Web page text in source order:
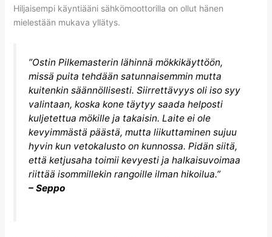
Hiljaisempi käyntiääni sähkömoottorilla on ollut hänen
mielestään mukava yllätys.
”Ostin Pilkemasterin lähinnä mökkikäyttöön,
missä puita tehdään satunnaisemmin mutta
kuitenkin säännöllisesti. Siirrettävyys oli iso syy
valintaan, koska kone täytyy saada helposti
kuljetettua mökille ja takaisin. Laite ei ole
kevyimmästä päästä, mutta liikuttaminen sujuu
hyvin kun vetokalusto on kunnossa. Pidän siitä,
että ketjusaha toimii kevyesti ja halkaisuvoimaa
riittää isommillekin rangoille ilman hikoilua.”
– Seppo